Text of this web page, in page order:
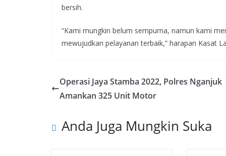
bersih.
“Kami mungkin belum sempurna, namun kami
mewujudkan pelayanan terbaik,” harapan Kasat
Operasi Jaya Stamba 2022, Polres Nganjuk
Amankan 325 Unit Motor
Anda Juga Mungkin Suka